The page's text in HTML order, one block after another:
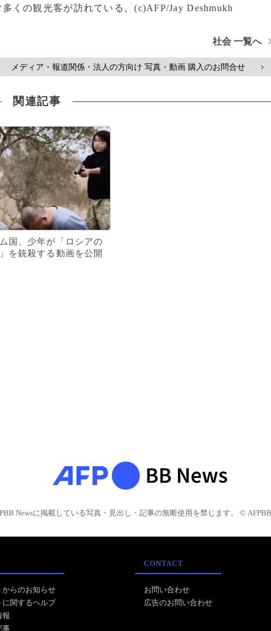
くの観光客が訪れている。(c)AFP/Jay Deshmukh
社会 一覧へ
メディア・報道関係・法人の方向け 写真・動画 購入のお問合せ >
関連記事
国、少年が「ロシアの
を銃殺する動画を公開
Newsに掲載している写真・見出し・記事の無断使用を禁じます。 © AFPBB
からのお知らせ
に関するヘルプ
報
事
CONTACT
お問い合わせ
広告のお問い合わせ